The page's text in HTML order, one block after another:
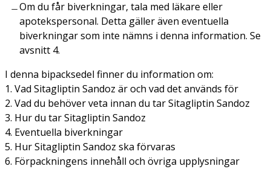
Om du får biverkningar, tala med läkare eller
apotekspersonal. Detta gäller även eventuella
biverkningar som inte nämns i denna information. Se
avsnitt 4.
I denna bipacksedel finner du information om:
1. Vad Sitagliptin Sandoz är och vad det används för
2. Vad du behöver veta innan du tar Sitagliptin Sandoz
3. Hur du tar Sitagliptin Sandoz
4. Eventuella biverkningar
5. Hur Sitagliptin Sandoz ska förvaras
6. Förpackningens innehåll och övriga upplysningar